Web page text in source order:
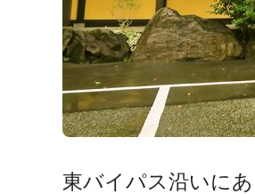
東バイパス沿いに